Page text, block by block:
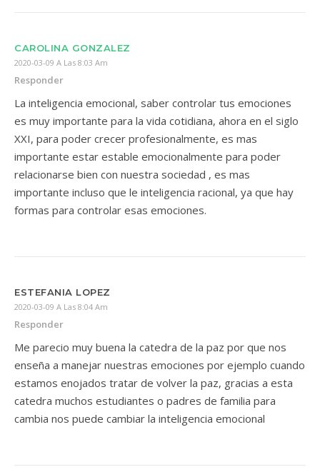
CAROLINA GONZALEZ
2020-03-09 A Las 8:03 Am
Responder
La inteligencia emocional, saber controlar tus emociones
es muy importante para la vida cotidiana, ahora en el siglo
XXI, para poder crecer profesionalmente, es mas
importante estar estable emocionalmente para poder
relacionarse bien con nuestra sociedad , es mas
importante incluso que le inteligencia racional, ya que hay
formas para controlar esas emociones.
ESTEFANIA LOPEZ
2020-03-09 A Las 8:04 Am
Responder
Me parecio muy buena la catedra de la paz por que nos
enseña a manejar nuestras emociones por ejemplo cuando
estamos enojados tratar de volver la paz, gracias a esta
catedra muchos estudiantes o padres de familia para
cambia nos puede cambiar la inteligencia emocional